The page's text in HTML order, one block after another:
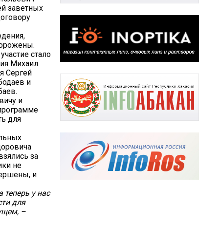
заветных
стало
Михаил
Сергей
и
и
для
за
не
и
у нас
для
–